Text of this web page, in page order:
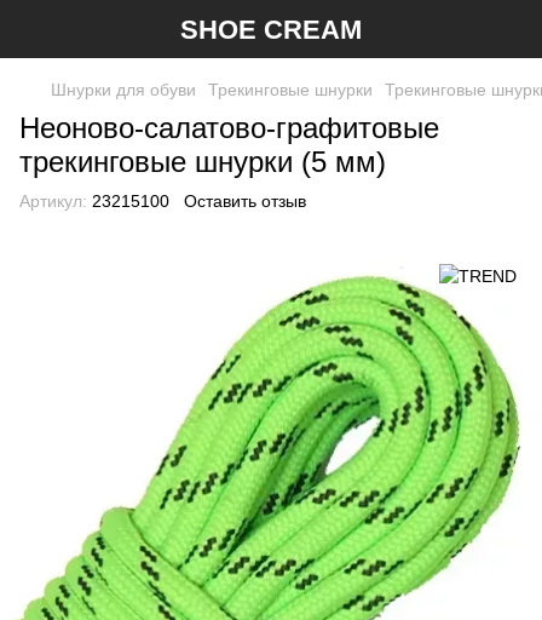
SHOE CREAM
Шнурки для обуви Трекинговые шнурки Трекинговые
Неоново-салатово-графитовые
трекинговые шнурки (5 мм)
Артикул: 23215100 Оставить отзыв